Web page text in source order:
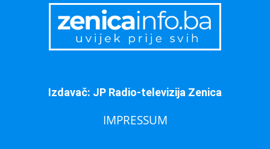
Izdavač: JP Radio-televizija Zenica
IMPRESSUM